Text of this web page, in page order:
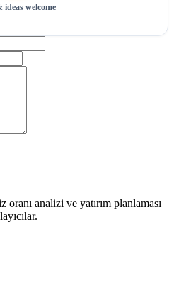
ideas welcome
analizi ve yatırım planlaması